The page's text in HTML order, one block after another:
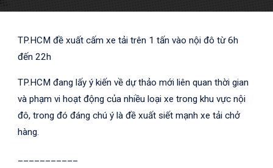
TP.HCM đề xuất cấm xe tải trên 1 tấn vào nội đô từ 6h
đến 22h
TP.HCM đang lấy ý kiến về dự thảo mới liên quan thời gian
và phạm vi hoạt động của nhiều loại xe trong khu vực nội
đô, trong đó đáng chú ý là đề xuất siết mạnh xe tải chở
hàng.